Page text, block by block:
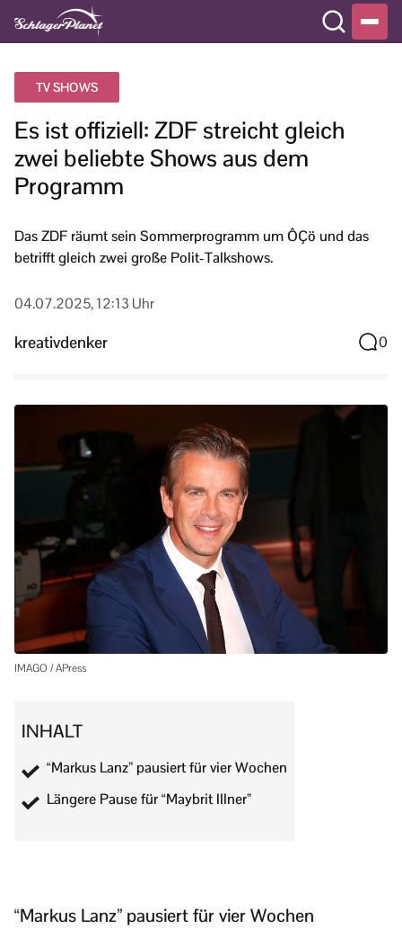
TV SHOWS
Es ist offiziell: ZDF streicht gleich
zwei beliebte Shows aus dem
Programm
Das ZDF räumt sein Sommerprogramm um ÔÇö und das
betrifft gleich zwei große Polit-Talkshows.
04.07.2025, 12:13 Uhr
kreativdenker 0
IMAGO / APress
INHALT
“Markus Lanz” pausiert für vier Wochen
Längere Pause für “Maybrit Illner”
“Markus Lanz” pausiert für vier Wochen